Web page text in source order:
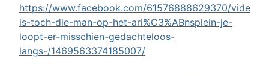
https://www.facebook.com/61576888629370/videos/
is-toch-die-man-op-het-ari%C3%ABnsplein-je-
loopt-er-misschien-gedachteloos-
langs-/1469563374185007/